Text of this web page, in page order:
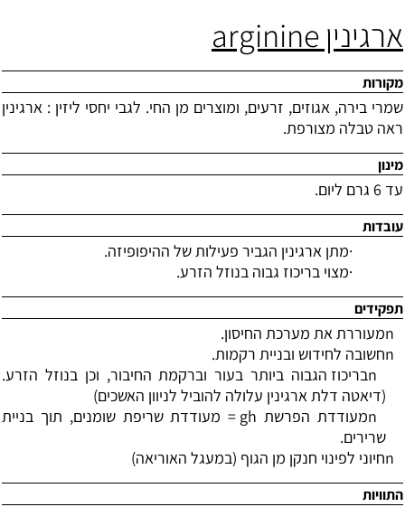
ארגיניןarginine
מקורות
שמרי בירה, אגוזים, זרעים, ומוצרים מן החי. לגבי יחסי ליזין : ארגינין
ראה טבלה מצורפת.
מינון
עד 6 גרם ליום.
עובדות
·מתן ארגינין הגביר פעילות של ההיפופיזה.
·מצוי בריכוז גבוה בנוזל הזרע.
תפקידים
nמעוררת את מערכת החיסון.
nחשובה לחידוש ובניית רקמות.
nבריכוז הגבוה ביותר בעור וברקמת החיבור, וכן בנוזל הזרע.
(דיאטה דלת ארגינין עלולה להוביל לניוון האשכים)
nמעודדת הפרשת gh = מעודדת שריפת שומנים, תוך בניית
שרירים.
nחיוני לפינוי חנקן מן הגוף (במעגל האוריאה)
התוויות